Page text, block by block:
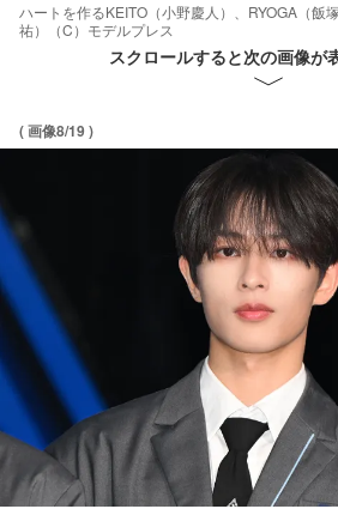
ハートを作るKEITO（小野慶人）、RYOGA（飯
祐）（C）モデルプレス
スクロールすると次の画像が
( 画像8/19 )